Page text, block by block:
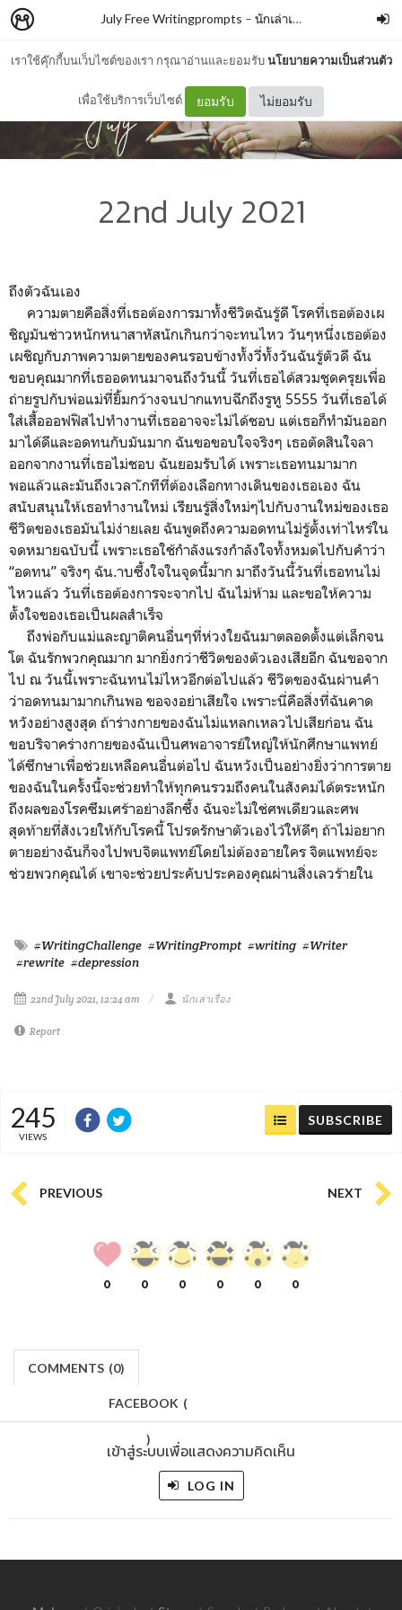
เราใช้คุ๊กกี้บนเว็บไซต์ของเรา กรุณาอ่านและยอมรับนโยบายความเป็นส่วนตัว
เพื่อใช้บริการเว็บไซต์ ยอมรับ ไม่ยอมรับ
July Free Writingprompts – นักเล่าเรื่อง
22nd July 2021
ถึงตัวฉันเอง
ความตายคือสิ่งที่เธอต้องการมาทั้งชีวิตฉันรู้ดี โรคที่เธอต้องเผ
ชิญมันช่าวหนักหนาสาหัสนักเกินกว่าจะทนไหว วันๆหนึ่งเธอต้อง
เผชิญกับภาพความตายของคนรอบข้างทั้งวี่ทั้งวันฉันรู้ตัวดี ฉัน
ขอบคุณมากที่เธออดทนมาจนถึงวันนี้ วันที่เธอได้สวมชุดครุยเพื่อ
ถ่ายรูปกับพ่อแม่ที่ยิ้มกว้างจนปากแทบฉีกถึงรูหู 5555 วันที่เธอได้
ใส่เสื้อออฟฟิสไปทำงานที่เธออาจจะไม่ได้ชอบ แต่เธอก็ทำมันออก
มาได้ดีและอดทนกับมันมาก ฉันขอขอบใจจริงๆ เธอตัดสินใจลา
ออกจากงานที่เธอไม่ชอบ ฉันยอมรับได้ เพราะเธอทนมามาก
พอแล้วและมันถึงเวลา.ักทีที่ต้องเลือกทางเดินของเธอเอง ฉัน
สนับสนุนให้เธอทำงานใหม่ เรียนรู้สิ่งใหม่ๆไปกับงานใหม่ของเธอ
ชีวิตของเธอมันไม่ง่ายเลย ฉันพูดถึงความอดทนไม่รู้ตั้งเท่าไหร่ใน
จดหมายฉบับนี้ เพราะเธอใช้กำลังแรงกำลังใจทั้งหมดไปกับคำว่า
“อดทน” จริงๆ ฉัน.าบซึ้งใจในจุดนี้มาก มาถึงวันนี้วันที่เธอทนไม่
ไหวแล้ว วันที่เธอต้องการจะจากไป ฉันไม่ห้าม และขอให้ความ
ตั้งใจของเธอเป็นผลสำเร็จ
ถึงพ่อกับแม่และญาติคนอื่นๆที่ห่วงใยฉันมาตลอดตั้งแต่เล็กจน
โต ฉันรักพวกคุณมาก มากยิ่งกว่าชีวิตของตัวเองเสียอีก ฉันขอจาก
ไป ณ วันนี้เพราะฉันทนไม่ไหวอีกต่อไปแล้ว ชีวิตของฉันผ่านคำ
ว่าอดทนมามากเกินพอ ขอจงอย่าเสียใจ เพราะนี่คือสิ่งที่ฉันคาด
หวังอย่างสูงสุด ถ้าร่างกายของฉันไม่แหลกเหลวไปเสียก่อน ฉัน
ขอบริจาคร่างกายของฉันเป็นศพอาจารย์ใหญ่ให้นักศึกษาแพทย์
ได้ซึกษาเพื่อช่วยเหลือคนอื่นต่อไป ฉันหวังเป็นอย่างยิ่งว่าการตาย
ของฉันในครั้งนี้จะช่วยทำให้ทุกคนรวมถึงคนในสังคมได้ตระหนัก
ถึงผลของโรคซึมเศร้าอย่างลึกซึ้ง ฉันจะไม่ใช่ศพเดียวและศพ
สุดท้ายที่สังเวยให้กับโรคนี้ โปรดรักษาตัวเองไว้ให้ดีๆ ถ้าไม่อยาก
ตายอย่างฉันก็จงไปพบจิตแพทย์โดยไม่ต้องอายใคร จิตแพทย์จะ
ช่วยพวกคุณได้ เขาจะช่วยประคับประคองคุณผ่านสิ่งเลวร้ายใน
#WritingChallenge #WritingPrompt #writing #Writer
#rewrite #depression
22nd July 2021, 12:24 am นักเล่าเรื่อง
Report
245
VIEWS
SUBSCRIBE
PREVIOUS NEXT
0 0 0 0 0 0
COMMENTS (0)
FACEBOOK (
)
เข้าสู่ระบบเพื่อแสดงความคิดเห็น
LOG IN